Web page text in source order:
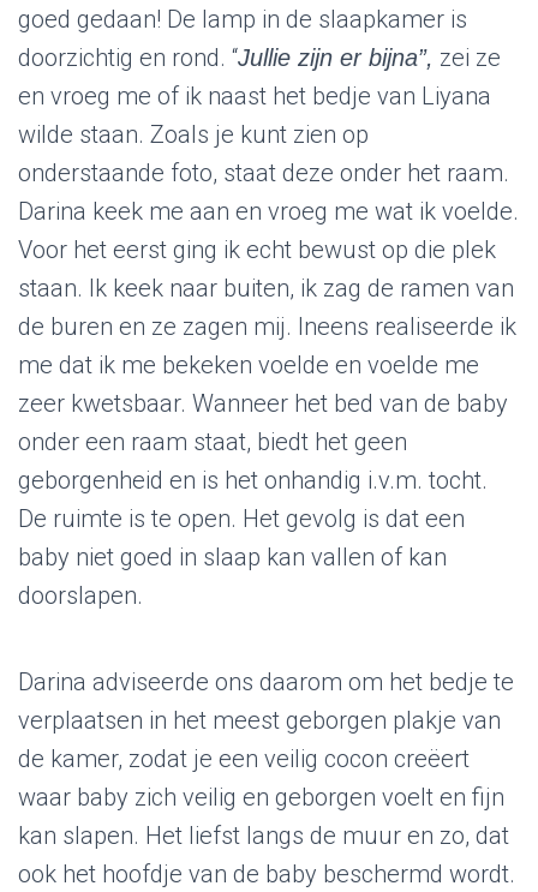
goed gedaan! De lamp in de slaapkamer is
doorzichtig en rond. “Jullie zijn er bijna”, zei ze
en vroeg me of ik naast het bedje van Liyana
wilde staan. Zoals je kunt zien op
onderstaande foto, staat deze onder het raam.
Darina keek me aan en vroeg me wat ik voelde.
Voor het eerst ging ik echt bewust op die plek
staan. Ik keek naar buiten, ik zag de ramen van
de buren en ze zagen mij. Ineens realiseerde ik
me dat ik me bekeken voelde en voelde me
zeer kwetsbaar. Wanneer het bed van de baby
onder een raam staat, biedt het geen
geborgenheid en is het onhandig i.v.m. tocht.
De ruimte is te open. Het gevolg is dat een
baby niet goed in slaap kan vallen of kan
doorslapen.
Darina adviseerde ons daarom om het bedje te
verplaatsen in het meest geborgen plakje van
de kamer, zodat je een veilig cocon creëert
waar baby zich veilig en geborgen voelt en fijn
kan slapen. Het liefst langs de muur en zo, dat
ook het hoofdje van de baby beschermd wordt.